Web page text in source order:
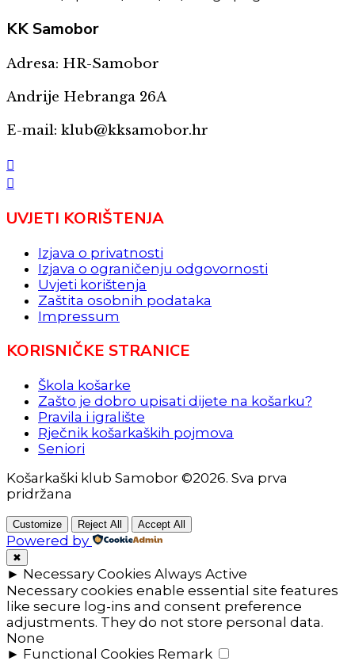
KKSamobor
Adresa: HR-Samobor
Andrije Hebranga 26A
E-mail: klub@kksamobor.hr
UVJETI KORIŠTENJA
Izjava o privatnosti
Izjava o ograničenju odgovornosti
Uvjeti korištenja
Zaštita osobnih podataka
Impressum
KORISNIČKE STRANICE
Škola košarke
Zašto je dobro upisati dijete na košarku?
Pravila i igralište
Rječnik košarkaških pojmova
Seniori
Košarkaški klub Samobor ©2026. Sva prva
pridržana
Customize Reject All Accept All
Powered by
✖
► Necessary Cookies Always Active
Necessary cookies enable essential site features
like secure log-ins and consent preference
adjustments. They do not store personal data.
None
► Functional Cookies Remark